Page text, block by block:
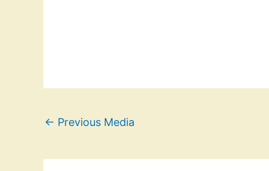
← Previous Media